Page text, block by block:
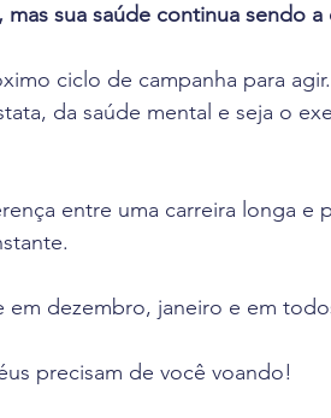
mas sua saúde continua sendo
ciclo de campanha para
da saúde mental e seja o
entre uma carreira longa e
em dezembro, janeiro e em
precisam de você voando!